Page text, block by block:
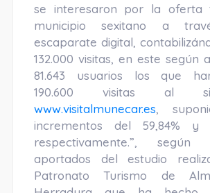
se interesaron por la oferta
municipio sexitano a
escaparate digital,
132.000 visitas, en este según
81.643 usuarios los que
190.600 visitas al
www.visitalmunecar.es ,
incrementos del 59,84% y
respectivamente.”,
aportados del estudio
Patronato Turismo de